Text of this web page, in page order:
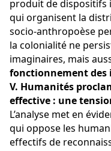
produit de dispositifs
qui organisent la
socio-anthropoèse
la colonialité ne
imaginaires, mais
fonctionnement
V. Humanités
effective : une
L’analyse met en
qui oppose les
effectifs de